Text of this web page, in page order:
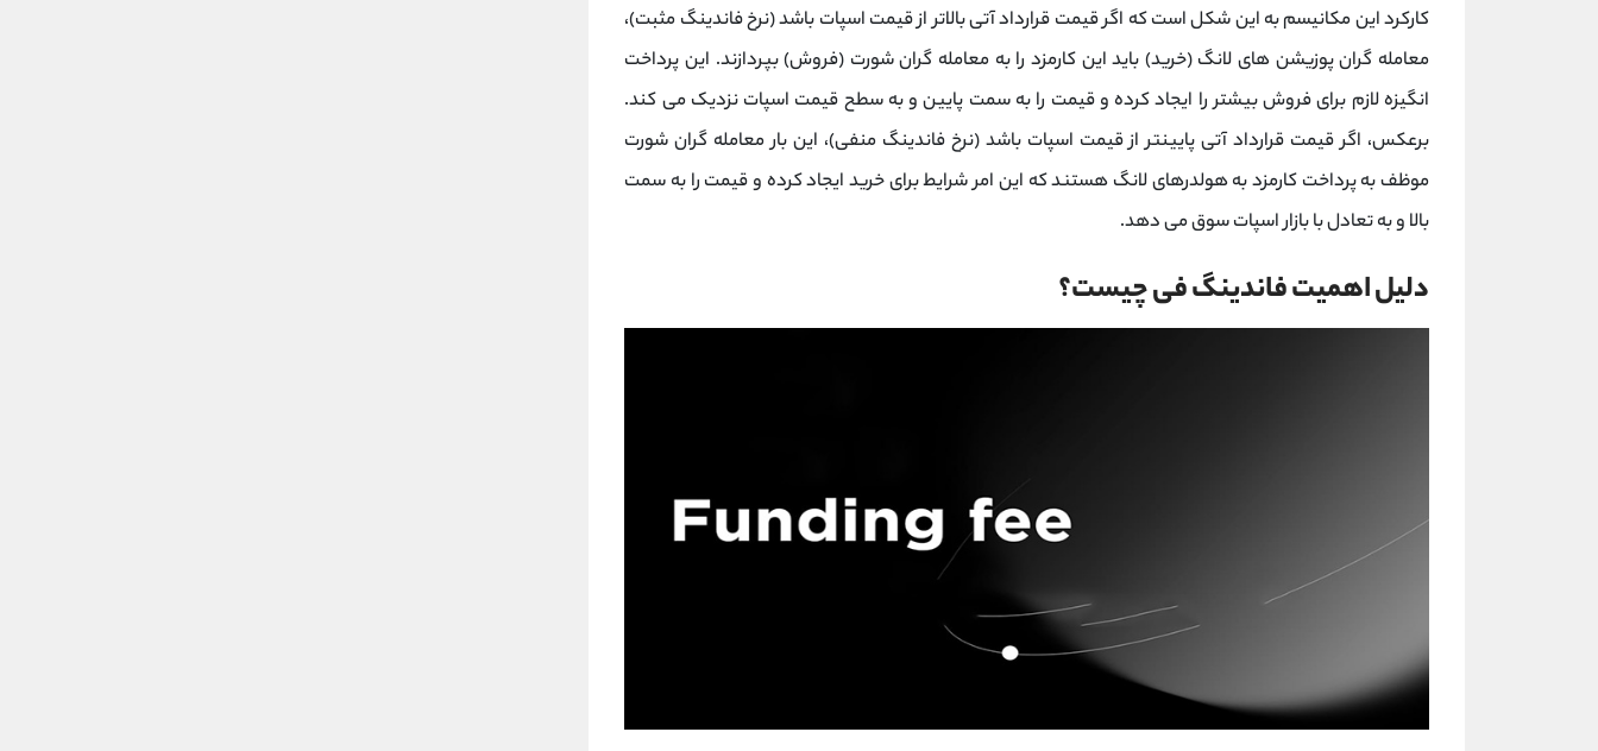
کارکرد این مکانیسم به این شکل است که اگر قیمت قرارداد آتی بالاتر از قیمت اسپات باشد (نرخ فاندینگ مثبت)،
معامله گران پوزیشن های لانگ (خرید) باید این کارمزد را به معامله گران شورت (فروش) بپردازند. این پرداخت
انگیزه لازم برای فروش بیشتر را ایجاد کرده و قیمت را به سمت پایین و به سطح قیمت اسپات نزدیک می کند.
برعکس، اگر قیمت قرارداد آتی پایینتر از قیمت اسپات باشد (نرخ فاندینگ منفی)، این بار معامله گران شورت
موظف به پرداخت کارمزد به هولدرهای لانگ هستند که این امر شرایط برای خرید ایجاد کرده و قیمت را به سمت
بالا و به تعادل با بازار اسپات سوق می دهد.
دلیل اهمیت فاندینگ فی چیست؟